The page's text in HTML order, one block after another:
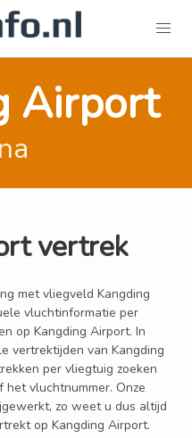
Airport
vertrek
met vliegveld Kangding
vluchtinformatie per
op Kangding Airport. In
vertrektijden van Kangding
per vliegtuig zoeken
vluchtnummer. Onze
zo weet u dus altijd
op Kangding Airport.